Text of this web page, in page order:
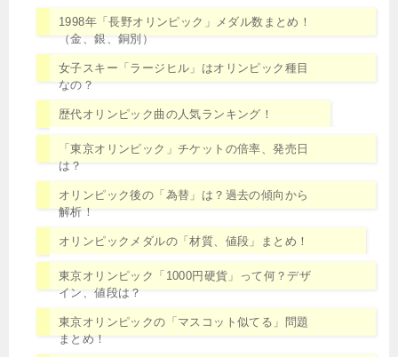
1998年「長野オリンピック」メダル数まとめ！
（金、銀、銅別）
女子スキー「ラージヒル」はオリンピック種目
なの？
歴代オリンピック曲の人気ランキング！
「東京オリンピック」チケットの倍率、発売日
は？
オリンピック後の「為替」は？過去の傾向から
解析！
オリンピックメダルの「材質、値段」まとめ！
東京オリンピック「1000円硬貨」って何？デザ
イン、値段は？
東京オリンピックの「マスコット似てる」問題
まとめ！